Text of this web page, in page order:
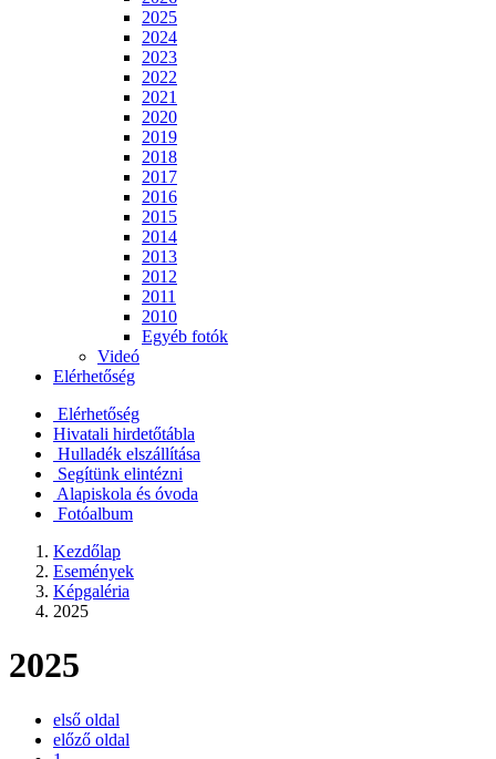
2025
2024
2023
2022
2021
2020
2019
2018
2017
2016
2015
2014
2013
2012
2011
2010
Egyéb fotók
Videó
Elérhetőség
Elérhetőség
Hivatali hirdetőtábla
Hulladék elszállítása
Segítünk elintézni
Alapiskola és óvoda
Fotóalbum
Kezdőlap
Események
Képgaléria
2025
2025
első oldal
előző oldal